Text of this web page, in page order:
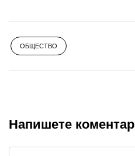
ОБЩЕСТВО
Напишете коментар